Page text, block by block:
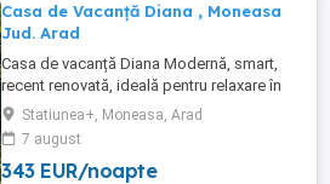
Casa de Vacanță Diana , Moneasa
Jud. Arad
Casa de vacanță Diana Modernă, smart,
recent renovată, ideală pentru relaxare în
mijlocul naturii Capacitate: max. 13
persoane Localizată în stațiunea
Moneasa, acces rapid la ștrand,
restaurante, ATV-uri și trasee de drumeție.
Statiunea+, Moneasa, Arad
7 august
343 EUR/noapte